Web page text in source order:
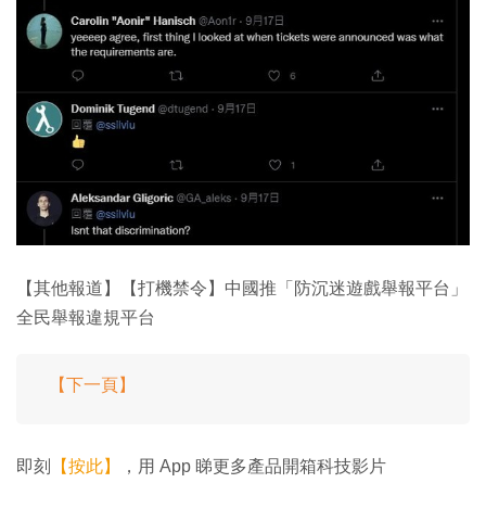
【其他報道】【打機禁令】中國推「防沉迷遊戲舉報平台」
全民舉報違規平台
【下一頁】
即刻 【按此】 ，用 App 睇更多產品開箱科技影片